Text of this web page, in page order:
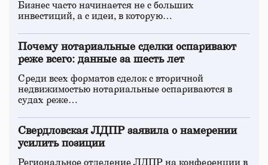
Бизнес часто начинается не с больших
инвестиций, а с идеи, в которую…
Почему нотариальные сделки оспаривают
реже всего: данные за шесть лет
Среди всех форматов сделок с вторичной
недвижимостью нотариальные оспариваются в
судах реже…
Свердловская ЛДПР заявила о намерении
усилить позиции
Региональное отделение ЛДПР на конференции в